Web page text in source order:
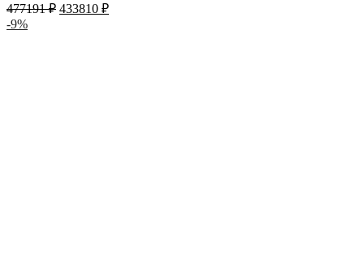
477191₽ 433810 ₽
-9%